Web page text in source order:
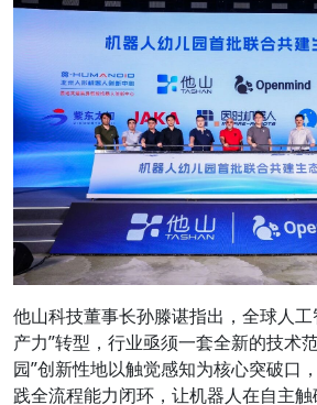
他山科技董事长孙滕谌指出，全球人
产力”转型，行业亟须一套全新的技术
园”创新性地以触觉感知为核心突破口
践全流程能力闭环，让机器人在自主